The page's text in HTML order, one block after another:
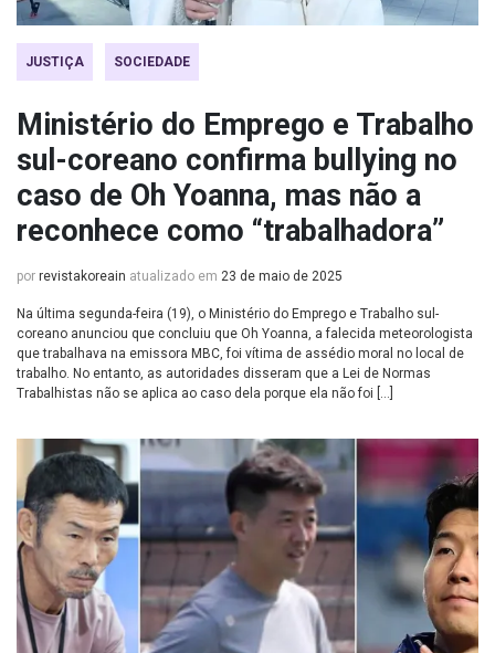
JUSTIÇA SOCIEDADE
Ministério do Emprego e Trabalho
sul-coreano confirma bullying no
caso de Oh Yoanna, mas não a
reconhece como “trabalhadora”
por revistakoreain atualizado em 23 de maio de 2025
Na última segunda-feira (19), o Ministério do Emprego e Trabalho sul-
coreano anunciou que concluiu que Oh Yoanna, a falecida meteorologista
que trabalhava na emissora MBC, foi vítima de assédio moral no local de
trabalho. No entanto, as autoridades disseram que a Lei de Normas
Trabalhistas não se aplica ao caso dela porque ela não foi […]